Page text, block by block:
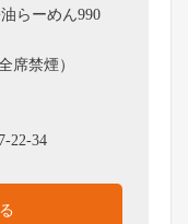
らーめん990
席禁煙）
22-34